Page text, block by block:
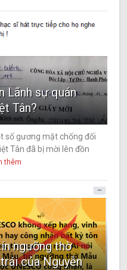
Lãnh sự quán
Tân?
số gương mặt chống đối
Tân đã bị mời lên đồn
thêm
ngưỡng thờ
của Nguyễn